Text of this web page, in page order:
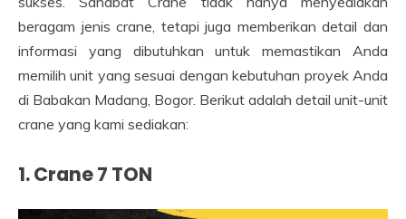
beragam jenis crane, tetapi juga memberikan detail dan
informasi yang dibutuhkan untuk memastikan Anda
memilih unit yang sesuai dengan kebutuhan proyek Anda
di Babakan Madang, Bogor. Berikut adalah detail unit-unit
crane yang kami sediakan:
1. Crane 7 TON